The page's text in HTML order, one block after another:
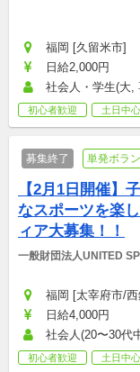
福岡 [久留米市]
日給2,000円
社会人・学生(大,
初心者歓迎 土日中心
募集終了 単発ボラ
【2月1日開催】
なスポーツを楽
ィア大募集！！
一般財団法人UNITED
福岡 [太宰府市/
日給4,000円
社会人(20〜30代
初心者歓迎 土日中心